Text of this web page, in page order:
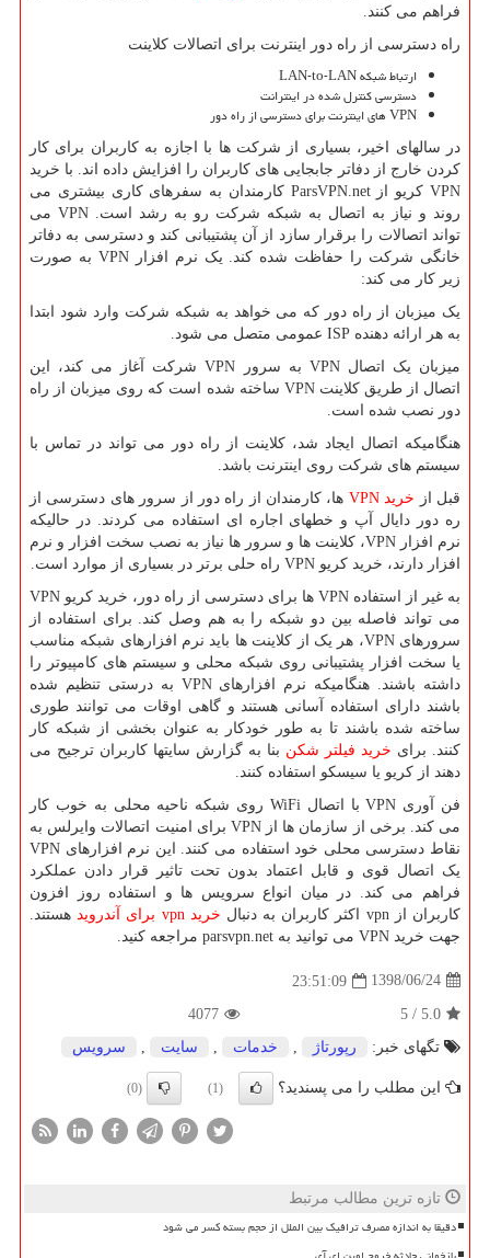
فراهم می کنند.
راه دسترسی از راه دور اینترنت برای اتصالات کلاینت
ارتباط شبکه LAN-to-LAN
دسترسی کنترل شده در اینترانت
VPN های اینترنت برای دسترسی از راه دور
در سالهای اخیر، بسیاری از شرکت ها با اجازه به کاربران برای کار
کردن خارج از دفاتر جابجایی های کاربران را افزایش داده اند. با خرید
VPN کریو از ParsVPN.net کارمندان به سفرهای کاری بیشتری می
روند و نیاز به اتصال به شبکه شرکت رو به رشد است. VPN می
تواند اتصالات را برقرار سازد از آن پشتیبانی کند و دسترسی به دفاتر
خانگی شرکت را حفاظت شده کند. یک نرم افزار VPN به صورت
زیر کار می کند:
یک میزبان از راه دور که می خواهد به شبکه شرکت وارد شود ابتدا
به هر ارائه دهنده ISP عمومی متصل می شود.
میزبان یک اتصال VPN به سرور VPN شرکت آغاز می کند، این
اتصال از طریق کلاینت VPN ساخته شده است که روی میزبان از راه
دور نصب شده است.
هنگامیکه اتصال ایجاد شد، کلاینت از راه دور می تواند در تماس با
سیستم های شرکت روی اینترنت باشد.
قبل از خرید VPN
ها، کارمندان از راه دور از سرور های دسترسی از
ره دور دایال آپ و خطهای اجاره ای استفاده می کردند. در حالیکه
نرم افزار VPN، کلاینت ها و سرور ها نیاز به نصب سخت افزار و نرم
افزار دارند، خرید کریو VPN راه حلی برتر در بسیاری از موارد است.
به غیر از استفاده VPN ها برای دسترسی از راه دور، خرید کریو VPN
می تواند فاصله بین دو شبکه را به هم وصل کند. برای استفاده از
سرورهای VPN، هر یک از کلاینت ها باید نرم افزارهای شبکه مناسب
یا سخت افزار پشتیبانی روی شبکه محلی و سیستم های کامپیوتر را
داشته باشند. هنگامیکه نرم افزارهای VPN به درستی تنظیم شده
باشند دارای استفاده آسانی هستند و گاهی اوقات می توانند طوری
ساخته شده باشند تا به طور خودکار به عنوان بخشی از شبکه کار
کنند. برای خرید فیلتر شکن بنا به گزارش سایتها کاربران ترجیح می
دهند از کریو یا سیسکو استفاده کنند.
فن آوری VPN با اتصال WiFi روی شبکه ناحیه محلی به خوب کار
می کند. برخی از سازمان ها از VPN برای امنیت اتصالات وایرلس به
نقاط دسترسی محلی خود استفاده می کنند. این نرم افزارهای VPN
یک اتصال قوی و قابل اعتماد بدون تحت تاثیر قرار دادن عملکرد
فراهم می کند. در میان انواع سرویس ها و استفاده روز افزون
کاربران از vpn اکثر کاربران به دنبال
خرید vpn برای آندروید
هستند.
جهت خرید VPN می توانید به parsvpn.net مراجعه کنید.
1398/06/24
23:51:09
5.0
/
5
4077
تگهای خبر:
رپورتاژ خدمات سایت سرویس
این مطلب را می پسندید؟ (1)
(0)
تازه ترین مطالب مرتبط
دقیقا به اندازه مصرف ترافیک بین الملل از حجم بسته کسر می شود